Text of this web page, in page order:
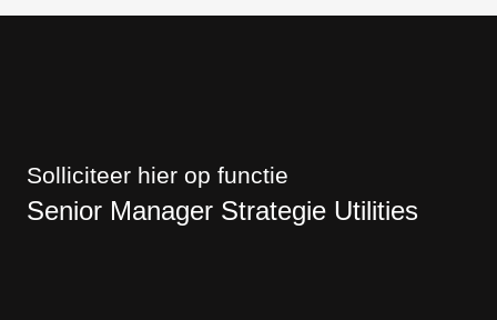
Solliciteer hier op functie
Senior Manager Strategie Utilities